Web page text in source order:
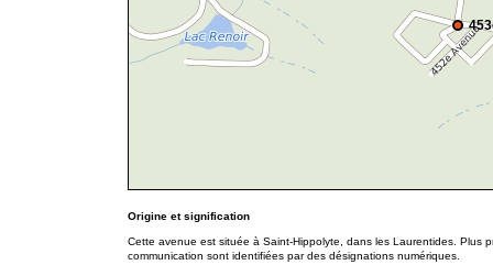
Origine et signification
Cette avenue est située à Saint-Hippolyte, dans les Laurentides. Plus
communication sont identifiées par des désignations numériques.